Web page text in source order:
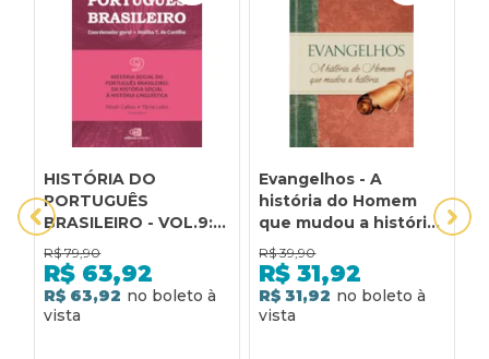
HISTÓRIA DO
PORTUGUÊS
BRASILEIRO - VOL.9:
HISTÓRIA SOCIAL DO
PORTUGUÊS
BRASILEIRO: DA
HISTÓRIA SOCIAL À
R$ 79,90
R$ 63,92
R$ 63,92
Evangelhos - A
história do Homem
que mudou a história:
A história do homem
que mudou a história
R$ 39,90
R$ 31,92
R$ 31,92